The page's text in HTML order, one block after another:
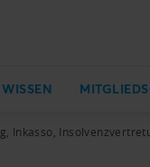
Inkasso,